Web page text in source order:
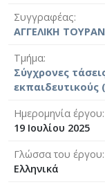
Συγγραφέας
ΑΓΓΕΛΙΚΗ
Τμήμα
Σύγχρονες
εκπαιδευτικούς
Ημερομηνία έργου
19 Ιουλίου 2025
Γλώσσα του έργου
Ελληνικά